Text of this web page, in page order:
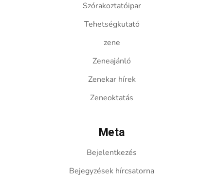
Szórakoztatóipar
Tehetségkutató
zene
Zeneajánló
Zenekar hírek
Zeneoktatás
Meta
Bejelentkezés
Bejegyzések hírcsatorna